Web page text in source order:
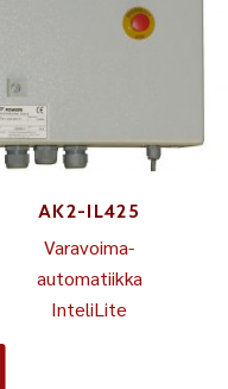
AK2-IL425
Varavoima-
automatiikka
InteliLite